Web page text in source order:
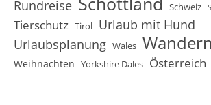
Rundreise Schweiz
Tierschutz Tirol Urlaub mit Hund
Urlaubsplanung Wales
Weihnachten Yorkshire Dales Österreich